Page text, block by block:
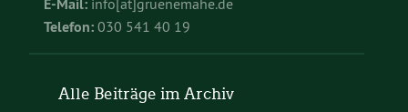
E-Mail: info[at]gruenemahe.de
Telefon: 030 541 40 19
Alle Beiträge im Archiv